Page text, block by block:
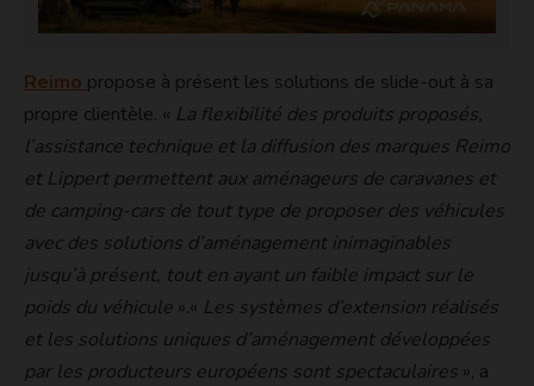
Reimo propose à présent les solutions de slide-out à sa
propre clientèle. « La flexibilité des produits proposés,
l’assistance technique et la diffusion des marques Reimo
et Lippert permettent aux aménageurs de caravanes et
de camping-cars de tout type de proposer des véhicules
avec des solutions d’aménagement inimaginables
jusqu’à présent, tout en ayant un faible impact sur le
poids du véhicule ».« Les systèmes d’extension réalisés
et les solutions uniques d’aménagement développées
par les producteurs européens sont spectaculaires », a